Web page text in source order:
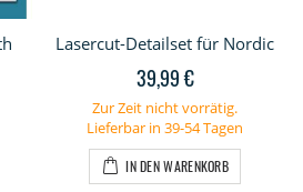
Lasercut-Detailset für Nordic
39,99 €
Zur Zeit nicht vorrätig.
Lieferbar in 39-54 Tagen
IN DEN WARENKORB